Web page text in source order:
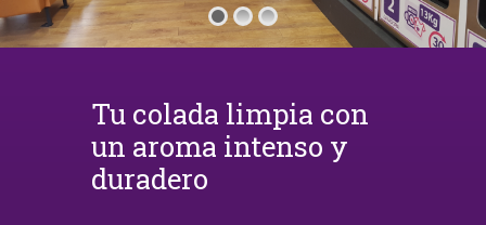
Tu colada limpia con
un aroma intenso y
duradero